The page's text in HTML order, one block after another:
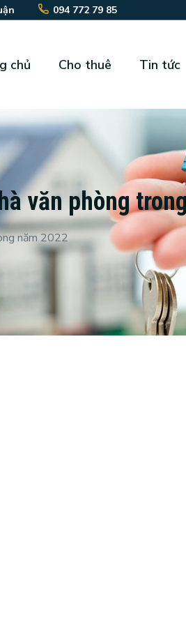
094 772 79 85
chủ Cho thuê Tin tức
văn phòng
năm 2022